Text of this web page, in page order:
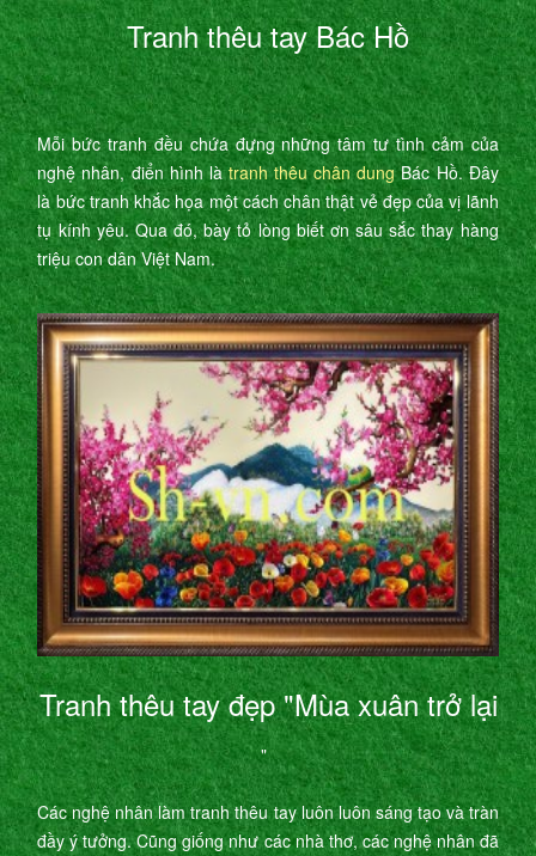
Tranh thêu tay Bác Hồ
Mỗi bức tranh đều chứa đựng những tâm tư tình cảm của
nghệ nhân, điển hình làtranh thêu chân dungBác Hồ. Đây
là bức tranh khắc họa một cách chân thật vẻ đẹp của vị lãnh
tụ kính yêu. Qua đó, bày tỏ lòng biết ơn sâu sắc thay hàng
triệu con dân Việt Nam.
Tranh thêu tay đẹp "Mùa xuân trở lại
"
Các nghệ nhân làm tranh thêu tay luôn luôn sáng tạo và tràn
đầy ý tưởng. Cũng giống như các nhà thơ, các nghệ nhân đã